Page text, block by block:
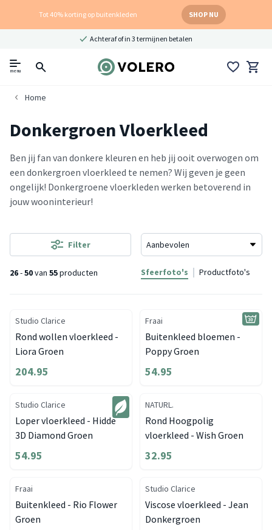
Tot 40% korting op buitenkleden SHOP NU
Achteraf of in 3 termijnen betalen
menu
Home
Donkergroen Vloerkleed
Ben jij fan van donkere kleuren en heb jij ooit overwogen om
een donkergroen vloerkleed te nemen? Wij geven je geen
ongelijk! Donkergroene vloerkleden werken betoverend in
jouw wooninterieur!
26-50van 55producten
Filter
Sfeerfoto's Productfoto's
Studio Clarice
Rond wollen vloerkleed -
Liora Groen
204.95
Fraai
Buitenkleed bloemen -
Poppy Groen
54.95
Studio Clarice
Loper vloerkleed - Hidde
3D Diamond Groen
54.95
NATURL.
Rond Hoogpolig
vloerkleed - Wish Groen
32.95
Fraai
Buitenkleed - Rio Flower
Groen
Studio Clarice
Viscose vloerkleed - Jean
Donkergroen